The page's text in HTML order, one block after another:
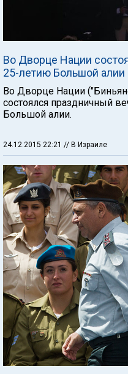
Во Дворце Нации
25-летию Большой алии
Во Дворце Нации
состоялся праздничный
Большой алии.
24.12.2015 22:21 // В Израиле